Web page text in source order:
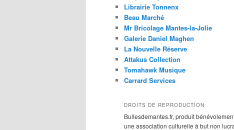
Librairie Tonnenx
Beau Marché
Mr Bricolage Mantes-la-Jolie
Galerie Daniel Maghen
La Nouvelle Réserve
Attakus Collection
Tomahawk Musique
Carrard Services
DROITS DE REPRODUCTION
Bullesdemantes.fr, produit
une association culturelle à but non